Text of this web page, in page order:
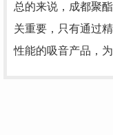
总的来说，成都聚
关重要，只有通过
性能的吸音产品，